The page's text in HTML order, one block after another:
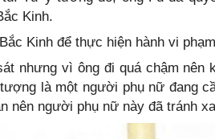
Kinh.
Kinh để thực hiện hành vi
nhưng vì ông đi quá chậm nên
là một người phụ nữ đang
nên người phụ nữ này đã tránh